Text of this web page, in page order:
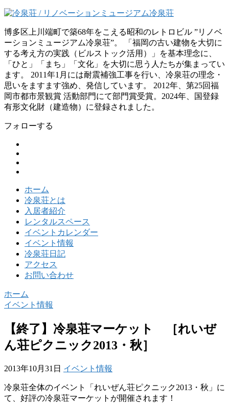
博多区上川端町で築68年をこえる昭和のレトロビル ”リノベ
ーションミュージアム冷泉荘”。 「福岡の古い建物を大切に
する考え方の実践（ビルストック活用）」を基本理念に、
「ひと」「まち」「文化」を大切に思う人たちが集まってい
ます。 2011年1月には耐震補強工事を行い、冷泉荘の理念・
思いをますます強め、発信しています。 2012年、第25回福
岡市都市景観賞 活動部門にて部門賞受賞。2024年、国登録
有形文化財（建造物）に登録されました。
フォローする
ホーム
冷泉荘とは
入居者紹介
レンタルスペース
イベントカレンダー
イベント情報
冷泉荘日記
アクセス
お問い合わせ
ホーム
イベント情報
【終了】冷泉荘マーケット ［れいぜ
ん荘ピクニック2013・秋］
2013年10月31日 イベント情報
冷泉荘全体のイベント「れいぜん荘ピクニック2013・秋」に
て、好評の冷泉荘マーケットが開催されます！